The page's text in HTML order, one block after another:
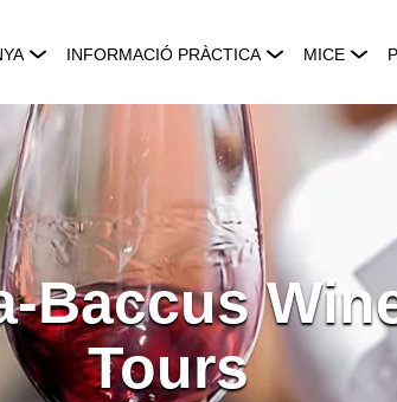
INFORMACIÓ PRÀCTICA MICE
Baccus
Tours